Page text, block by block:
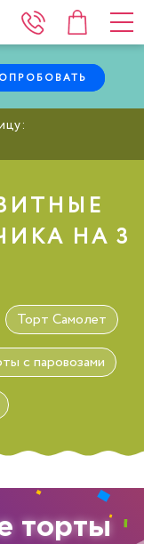
НА 3
Торт Самолет
с паровозами
торты